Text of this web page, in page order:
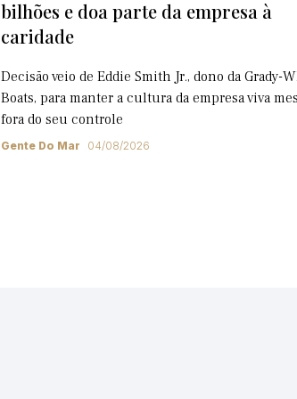
bilhões e doa parte da empresa à
caridade
Decisão veio de Eddie Smith Jr., dono da Grady-
Boats, para manter a cultura da empresa viva
fora do seu controle
Gente Do Mar 04/08/2026